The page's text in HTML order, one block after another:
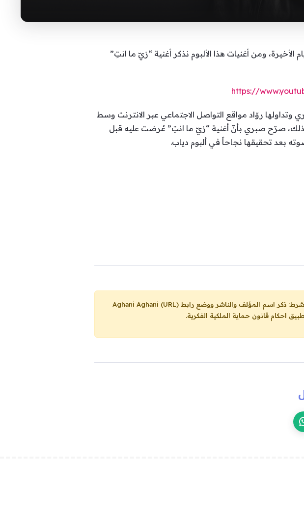
ومن أغنيات هذا الألبوم نذكر أغنية “زيّ ما انتِ”
https://
روّاد مواقع التواصل الاجتماعي عبر الانترنت وسط
صرّح صبري بأنّ أغنية “زيّ ما انتِ” عُرضت عليه قبل
بعد تحقيقها نجاحاً في ألبوم دياب.
Aghani Aghani (URL)
احكام قانون حماية الملكية الفكرية.